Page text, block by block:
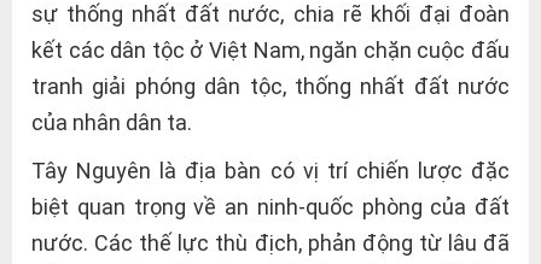
sự thống nhất đất nước, chia rẽ khối đại đoàn
kết các dân tộc ở Việt Nam, ngăn chặn cuộc đấu
tranh giải phóng dân tộc, thống nhất đất nước
của nhân dân ta.
Tây Nguyên là địa bàn có vị trí chiến lược đặc
biệt quan trọng về an ninh-quốc phòng của đất
nước. Các thế lực thù địch, phản động từ lâu đã